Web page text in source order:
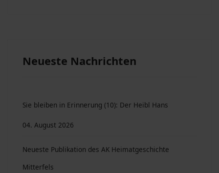
Neueste Nachrichten
Sie bleiben in Erinnerung (10): Der Heibl Hans
04. August 2026
Neueste Publikation des AK Heimatgeschichte
Mitterfels